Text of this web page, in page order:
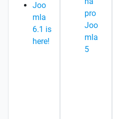
Joo
mla
6.1 is
here!
pro
Joo
mla
5